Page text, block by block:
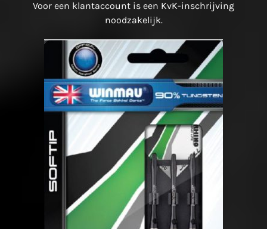
Voor een klantaccount is een KvK-inschrijving
noodzakelijk.